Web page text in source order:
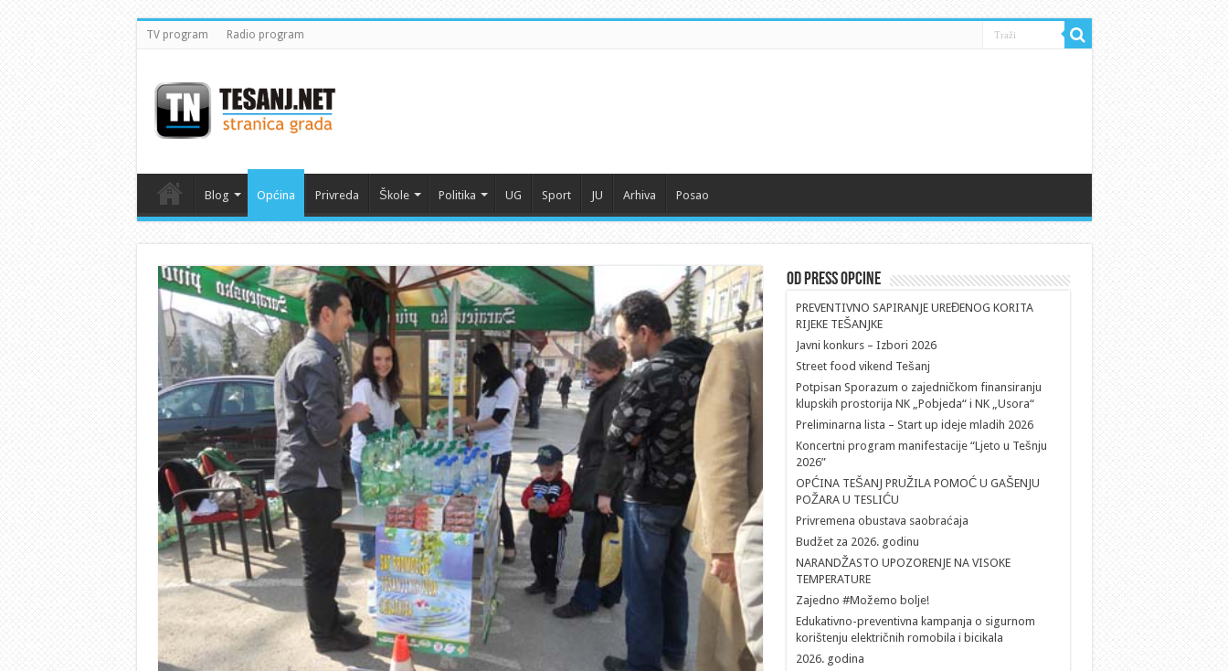
TV program Radio program
Blog Općina Privreda Škole Politika UG Sport JU Arhiva Posao
Od Press Opcine
PREVENTIVNO SAPIRANJE UREĐENOG KORITA
RIJEKE TEŠANJKE
Javni konkurs – Izbori 2026
Street food vikend Tešanj
Potpisan Sporazum o zajedničkom finansiranju
klupskih prostorija NK „Pobjeda“ i NK „Usora“
Preliminarna lista – Start up ideje mladih 2026
Koncertni program manifestacije “Ljeto u Tešnju
2026”
OPĆINA TEŠANJ PRUŽILA POMOĆ U GAŠENJU
POŽARA U TESLIĆU
Privremena obustava saobraćaja
Budžet za 2026. godinu
NARANDŽASTO UPOZORENJE NA VISOKE
TEMPERATURE
Zajedno #Možemo bolje!
Edukativno-preventivna kampanja o sigurnom
korištenju električnih romobila i bicikala
2026. godina